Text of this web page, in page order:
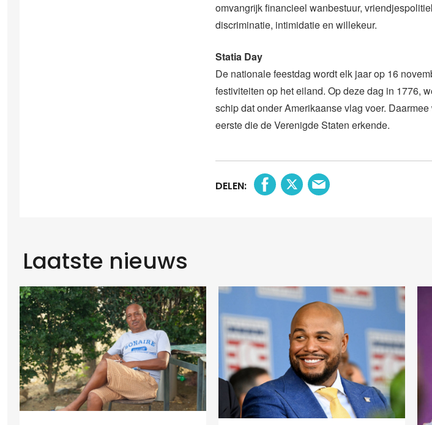
omvangrijk financieel wanbestuur,
discriminatie, intimidatie en willekeur.
Statia Day
De nationale feestdag wordt elk jaar op 16
festiviteiten op het eiland. Op deze dag in 1776,
schip dat onder Amerikaanse vlag voer.
eerste die de Verenigde Staten erkende.
DELEN:
Laatste nieuws